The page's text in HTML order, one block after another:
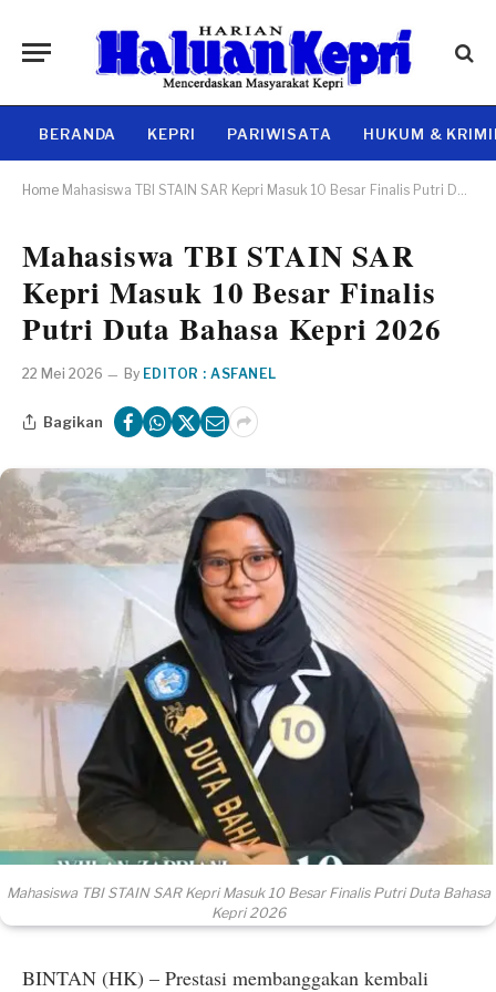
BERANDA KEPRI PARIWISATA HUKUM &
Home Mahasiswa TBI STAIN SAR Kepri Masuk 10 Besar Finalis Putri Duta Bahasa Kepri 2026
Mahasiswa TBI STAIN SAR
Kepri Masuk 10 Besar Finalis
Putri Duta Bahasa Kepri 2026
22 Mei 2026 By EDITOR : ASFANEL
Bagikan
Mahasiswa TBI STAIN SAR Kepri Masuk 10 Besar Finalis Putri Duta Bahasa
Kepri 2026
BINTAN (HK) – Prestasi membanggakan kembali